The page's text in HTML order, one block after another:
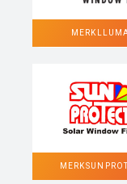
MERK
MERK SUN